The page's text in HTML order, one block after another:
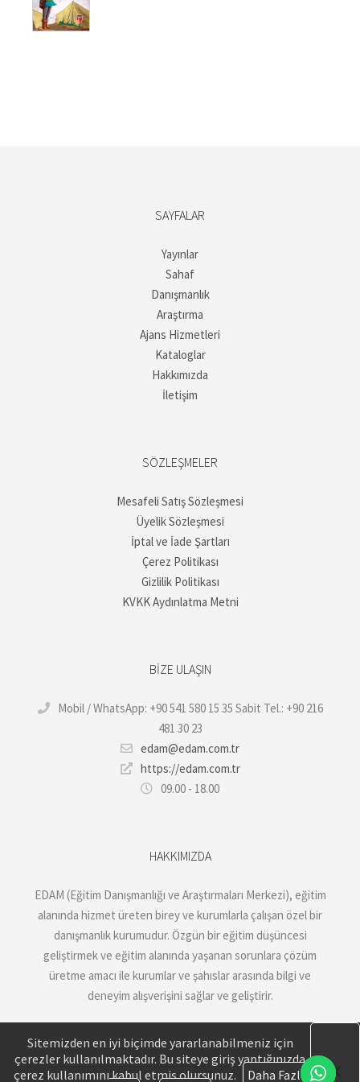
SAYFALAR
Yayınlar
Sahaf
Danışmanlık
Araştırma
Ajans Hizmetleri
Kataloglar
Hakkımızda
İletişim
SÖZLEŞMELER
Mesafeli Satış Sözleşmesi
Üyelik Sözleşmesi
İptal ve İade Şartları
Çerez Politikası
Gizlilik Politikası
KVKK Aydınlatma Metni
BIZE ULAŞIN
Mobil / WhatsApp: +90 541 580 15 35 Sabit Tel.: +90 216
481 30 23
edam@edam.com.tr
https://edam.com.tr
09.00 - 18.00
HAKKIMIZDA
EDAM (Eğitim Danışmanlığı ve Araştırmaları Merkezi), eğitim
alanında hizmet üreten birey ve kurumlarla çalışan özel bir
danışmanlık kurumudur. Özgün bir eğitim düşüncesi
geliştirmek ve eğitim alanında yaşanan sorunlara çözüm
üretme amacı ile kurumlar ve şahıslar arasında bilgi ve
deneyim alışverişini sağlar ve geliştirir.
Sitemizden en iyi biçimde yararlanabilmeniz için
çerezler kullanılmaktadır. Bu siteye giriş yaptığınızda
çerez kullanımını kabul etmiş olursunuz.
Daha Fazla